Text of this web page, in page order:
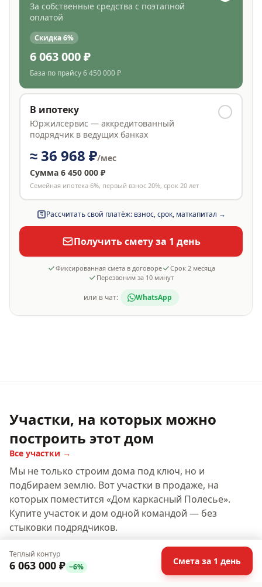
За собственные средства с поэтапной
оплатой
Скидка6%
6 063 000 ₽
База по прайсу6 450 000 ₽
В ипотеку
Юржилсервис — аккредитованный
подрядчик в ведущих банках
≈ 36 968 ₽/мес
Сумма 6 450 000 ₽
Семейная ипотека 6%, первый взнос 20%, срок 20 лет
Рассчитать свой платёж: взнос, срок, маткапитал →
Получить смету за 1 день
Фиксированная смета в договоре Срок 2 месяца
Перезвоним за 10 минут
или в чат: WhatsApp
Теплый контур
6 063 000 ₽ −6% Смета за 1 день
Участки, на которых можно
построить этот дом
Все участки →
Мы не только строим дома под ключ, но и
подбираем землю. Вот участки в продаже, на
которых поместится «Дом каркасный Полесье».
Купите участок и дом одной командой — без
стыковки подрядчиков.